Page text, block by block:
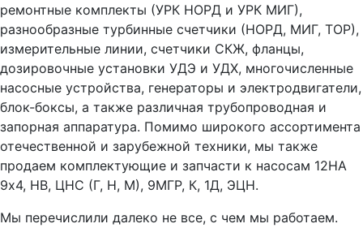
ремонтные комплекты (УРК НОРД и УРК МИГ),
разнообразные турбинные счетчики (НОРД, МИГ, ТОР),
измерительные линии, счетчики СКЖ, фланцы,
дозировочные установки УДЭ и УДХ, многочисленные
насосные устройства, генераторы и электродвигатели,
блок-боксы, а также различная трубопроводная и
запорная аппаратура. Помимо широкого ассортимента
отечественной и зарубежной техники, мы также
продаем комплектующие и запчасти к насосам 12НА
9х4, НВ, ЦНС (Г, Н, М), 9МГР, К, 1Д, ЭЦН.
Мы перечислили далеко не все, с чем мы работаем.